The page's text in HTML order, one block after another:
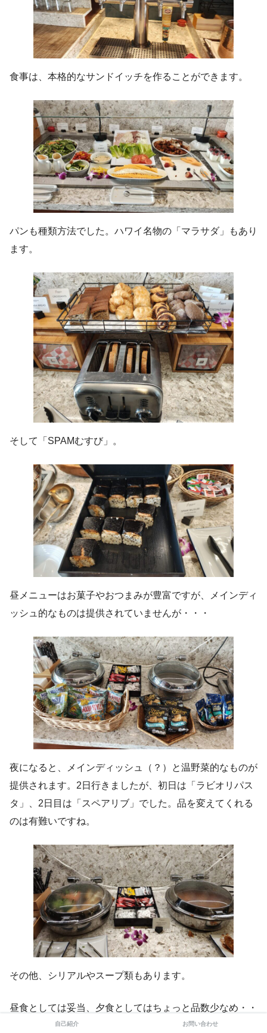
食事は、本格的なサンドイッチを作ることができます。
パンも種類方法でした。ハワイ名物の「マラサダ」もあり
ます。
そして「SPAMむすび」。
昼メニューはお菓子やおつまみが豊富ですが、メインディ
ッシュ的なものは提供されていませんが・・・
夜になると、メインディッシュ（？）と温野菜的なものが
提供されます。2日行きましたが、初日は「ラビオリパス
タ」、2日目は「スペアリブ」でした。品を変えてくれる
のは有難いですね。
その他、シリアルやスープ類もあります。
昼食としては妥当、夕食としてはちょっと品数少なめ・・
というところでしょうか。
自己紹介 お問い合わせ